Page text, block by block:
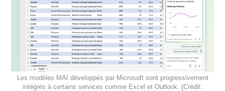
Les modèles MAI développés par Microsoft sont progressivement
intégrés à certains services comme Excel et Outlook. (Crédit: